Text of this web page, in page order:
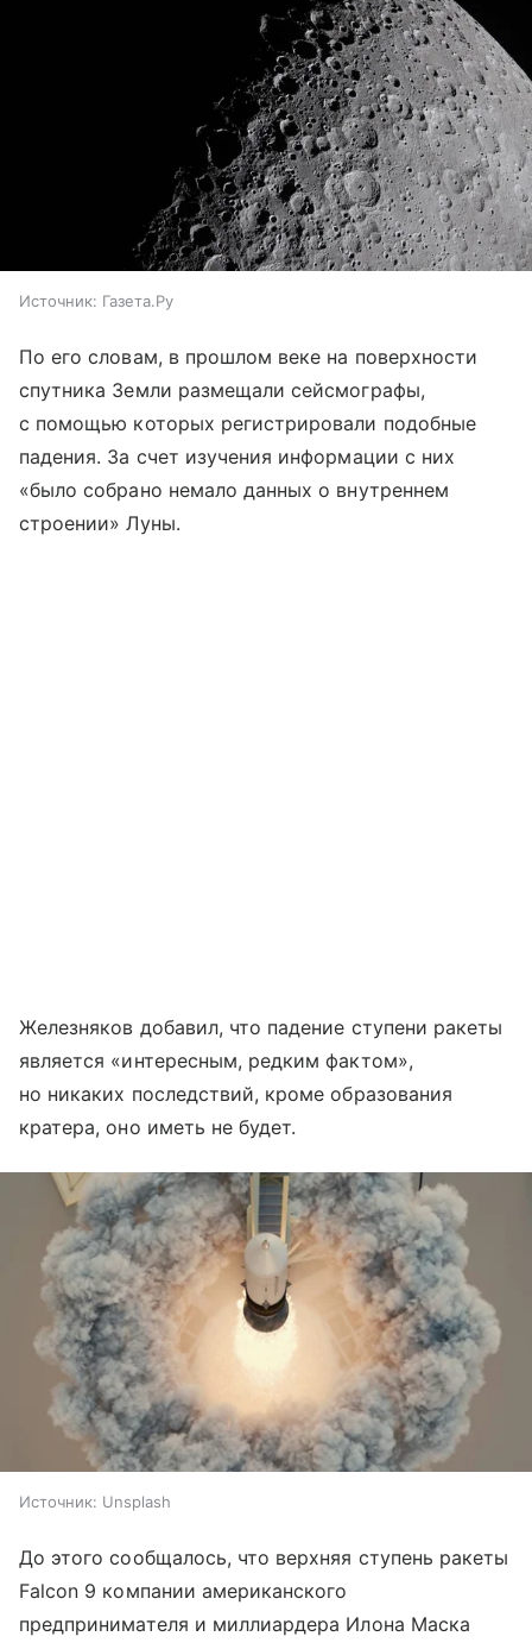
Источник: Газета.Ру
По его словам, в прошлом веке на поверхности
спутника Земли размещали сейсмографы,
с помощью которых регистрировали подобные
падения. За счет изучения информации с них
«было собрано немало данных о внутреннем
строении» Луны.
Железняков добавил, что падение ступени ракеты
является «интересным, редким фактом»,
но никаких последствий, кроме образования
кратера, оно иметь не будет.
Источник: Unsplash
До этого сообщалось, что верхняя ступень ракеты
Falcon 9 компании американского
предпринимателя и миллиардера Илона Маска